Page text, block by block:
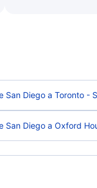
San Diego a Toronto -
San Diego a Oxford